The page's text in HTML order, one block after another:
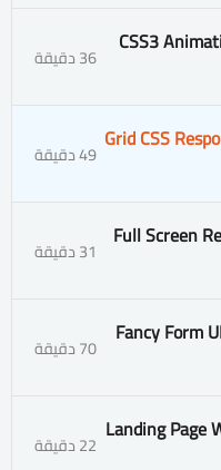
6. CSS3 36 دقيقة
7. Grid CSS 49 دقيقة
8. Full Screen 31 دقيقة
9. Fancy 70 دقيقة
10. Landing 22 دقيقة